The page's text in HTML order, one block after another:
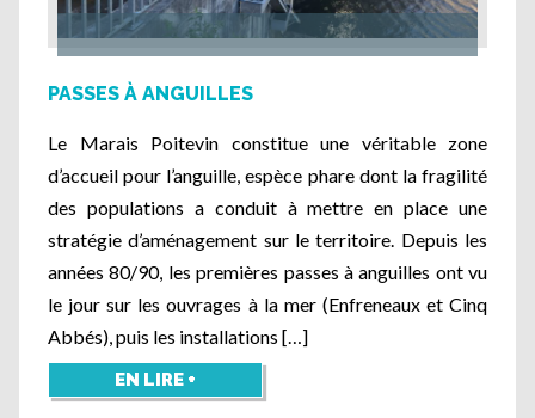
PASSES À ANGUILLES
Le Marais Poitevin constitue une véritable zone
d’accueil pour l’anguille, espèce phare dont la fragilité
des populations a conduit à mettre en place une
stratégie d’aménagement sur le territoire. Depuis les
années 80/90, les premières passes à anguilles ont vu
le jour sur les ouvrages à la mer (Enfreneaux et Cinq
Abbés), puis les installations […]
EN LIRE +